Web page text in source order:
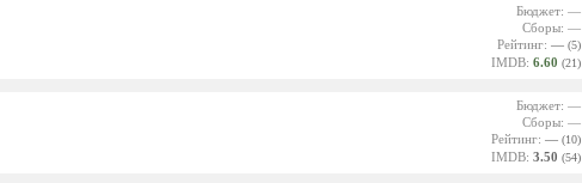
Бюджет: —
Сборы: —
Рейтинг: — (5)
IMDB: 6.60 (21)
Бюджет: —
Сборы: —
Рейтинг: — (10)
IMDB: 3.50 (54)